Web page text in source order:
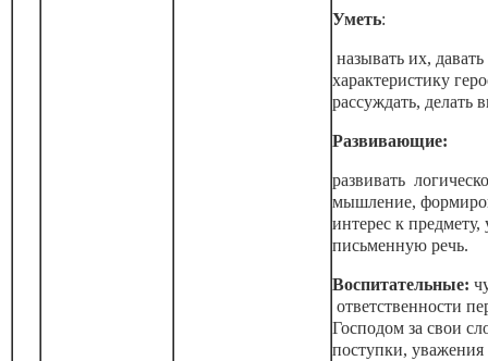
Уметь:
называть их, давать
характеристику
рассуждать, делать
Развивающие:
развивать
мышление,
интерес к
письменную речь.
Воспитательные:
ответственности
Господом за свои
поступки, уважения